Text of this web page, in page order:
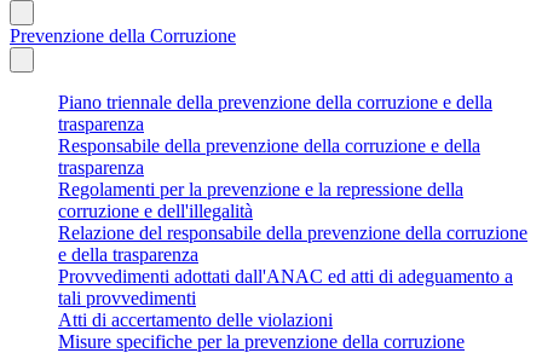
Prevenzione della Corruzione
Piano triennale della prevenzione della corruzione e della
trasparenza
Responsabile della prevenzione della corruzione e della
trasparenza
Regolamenti per la prevenzione e la repressione della
corruzione e dell'illegalità
Relazione del responsabile della prevenzione della corruzione
e della trasparenza
Provvedimenti adottati dall'ANAC ed atti di adeguamento a
tali provvedimenti
Atti di accertamento delle violazioni
Misure specifiche per la prevenzione della corruzione